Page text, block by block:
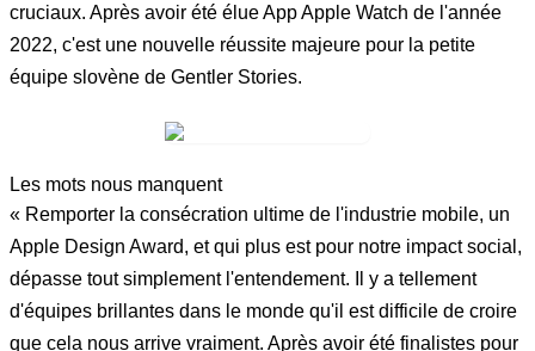
cruciaux. Après avoir été élue App Apple Watch de l'année
2022, c'est une nouvelle réussite majeure pour la petite
équipe slovène de Gentler Stories.
Les mots nous manquent
« Remporter la consécration ultime de l'industrie mobile, un
Apple Design Award, et qui plus est pour notre impact social,
dépasse tout simplement l'entendement. Il y a tellement
d'équipes brillantes dans le monde qu'il est difficile de croire
que cela nous arrive vraiment. Après avoir été finalistes pour